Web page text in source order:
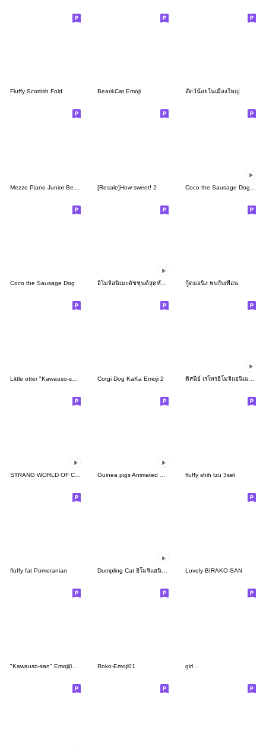
Fluffy Scottish Fold Bear&Cat Emoji สัตว์น้อยในเมืองใหญ่
[Resale]How sweet! 2
Coco the Sausage Dog กู้ดมอนิ่ง พบกับเพื่อน.
Little otter "Kawauso-san"Emoji Corgi Dog KaKa Emoji 2 ดิสนีย์ เรโทรอิโมจิแอนิเมชัน
fluffy shih tzu 3set
fluffy fat Pomeranian Lovely BIRAKO-SAN
"Kawauso-san" Emoji(in Winter) Roko-Emoji01 girl .